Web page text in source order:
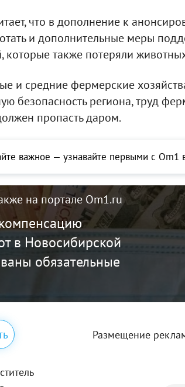
что в дополнение к
и дополнительные меры
которые также потеряли
и средние фермерские
безопасность региона, труд
пропасть даром.
важное — узнавайте первыми с Om1
на портале Om1.ru
в Новосибирской
обязательные
Размещение